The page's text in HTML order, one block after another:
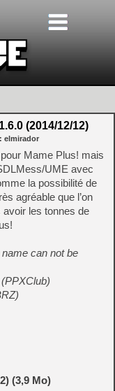
(2014/12/12)
elmirador
Mame Plus! mais
UME avec
la possibilité de
agréable que l’on
les tonnes de
can not be
(3,9 Mo)